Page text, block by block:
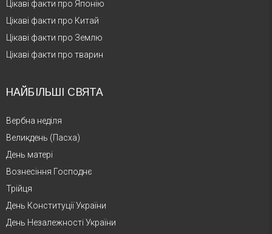
Цікаві факти про Японію
Цікаві факти про Китай
Цікаві факти про Землю
Цікаві факти про тварин
НАЙБІЛЬШІ СВЯТА
Вербна неділя
Великдень (Пасха)
День матері
Вознесіння Господнє
Трійця
День Конституції України
День Незалежності України